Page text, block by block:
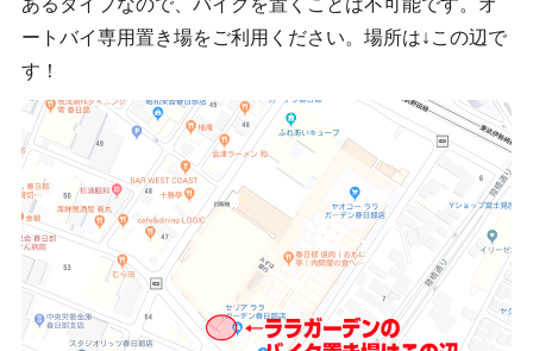
あるタイプなので、バイクを置くことは不可能です。オ
ートバイ専用置き場をご利用ください。場所は↓この辺で
す！